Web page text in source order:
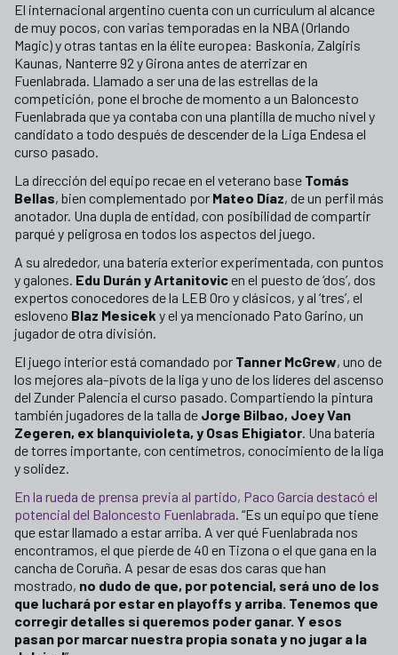
El internacional argentino cuenta con un currículum al alcance
de muy pocos, con varias temporadas en la NBA (Orlando
Magic) y otras tantas en la élite europea: Baskonia, Zalgiris
Kaunas, Nanterre 92 y Girona antes de aterrizar en
Fuenlabrada. Llamado a ser una de las estrellas de la
competición, pone el broche de momento a un Baloncesto
Fuenlabrada que ya contaba con una plantilla de mucho nivel y
candidato a todo después de descender de la Liga Endesa el
curso pasado.
La dirección del equipo recae en el veterano base Tomás
Bellas, bien complementado por Mateo Díaz, de un perfil más
anotador. Una dupla de entidad, con posibilidad de compartir
parqué y peligrosa en todos los aspectos del juego.
A su alrededor, una batería exterior experimentada, con puntos
y galones. Edu Durán y Artanitovicen el puesto de ‘dos’, dos
expertos conocedores de la LEB Oro y clásicos, y al ‘tres’, el
esloveno Blaz Mesicek y el ya mencionado Pato Garino, un
jugador de otra división.
El juego interior está comandado por Tanner McGrew, uno de
los mejores ala-pívots de la liga y uno de los líderes del ascenso
del Zunder Palencia el curso pasado. Compartiendo la pintura
también jugadores de la talla de Jorge Bilbao, Joey Van
Zegeren, ex blanquivioleta, y Osas Ehigiator. Una batería
de torres importante, con centímetros, conocimiento de la liga
y solidez.
En la rueda de prensa previa al partido, Paco García destacó el
potencial del Baloncesto Fuenlabrada. “Es un equipo que tiene
que estar llamado a estar arriba. A ver qué Fuenlabrada nos
encontramos, el que pierde de 40 en Tizona o el que gana en la
cancha de Coruña. A pesar de esas dos caras que han
mostrado, no dudo de que, por potencial, será uno de los
que luchará por estar en playoffs y arriba. Tenemos que
corregir detalles si queremos poder ganar. Y esos
pasan por marcar nuestra propia sonata y no jugar a la